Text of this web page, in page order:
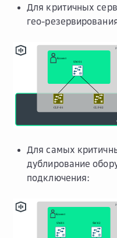
Для критичных
гео-
Для самых
дублирование
подключения: